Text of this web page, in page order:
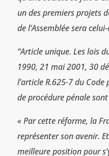
un des premiers projets
de l’Assemblée sera
“Article unique. Les lois
1990, 21 mai 2001, 30
l’article R.625-7 du
de procédure pénale sont
« Par cette réforme, la
représenter son avenir.
meilleure position pour